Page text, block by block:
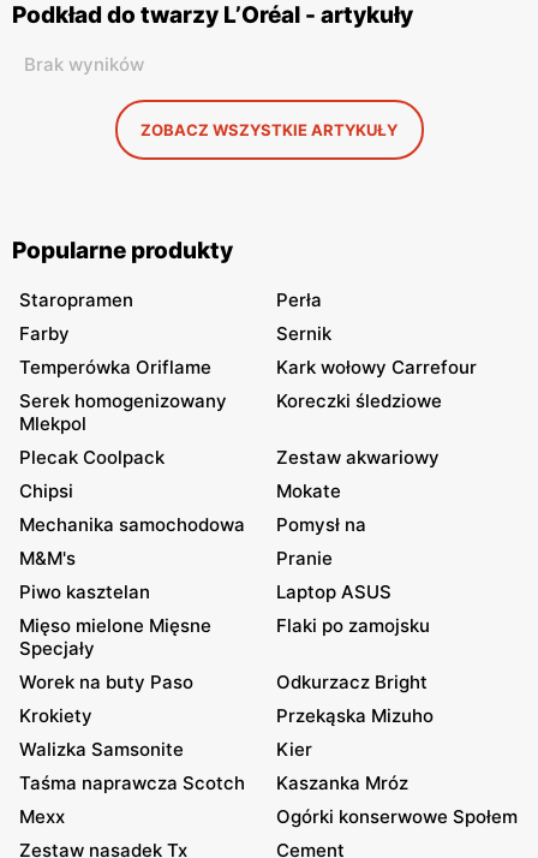
Podkład do twarzy L’Oréal - artykuły
Brak wyników
ZOBACZ WSZYSTKIE ARTYKUŁY
Popularne produkty
Staropramen
Perła
Farby
Sernik
Temperówka Oriflame
Kark wołowy Carrefour
Serek homogenizowany
Mlekpol
Koreczki śledziowe
Plecak Coolpack
Zestaw akwariowy
Chipsi
Mokate
Mechanika samochodowa
Pomysł na
M&M's
Pranie
Piwo kasztelan
Laptop ASUS
Mięso mielone Mięsne
Specjały
Flaki po zamojsku
Worek na buty Paso
Odkurzacz Bright
Krokiety
Przekąska Mizuho
Walizka Samsonite
Kier
Taśma naprawcza Scotch
Kaszanka Mróz
Mexx
Ogórki konserwowe Społem
Zestaw nasadek Tx
Cement